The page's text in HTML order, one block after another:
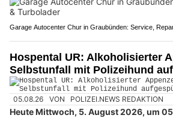
Garage Autocenter Chur in Graubünden: Service,
Hospental UR: Alkoholisierter
Selbstunfall mit Polizeihund
05.08.26 VON POLIZEI.NEWS REDAKTION
Heute Mittwoch, 5. August 2026, um